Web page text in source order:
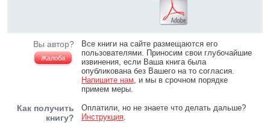
Вы автор?
Жалоба
Все книги на сайте размещаются его
пользователями. Приносим свои глубочайшие
извинения, если Ваша книга была
опубликована без Вашего на то согласия.
Напишите нам, и мы в срочном порядке
примем меры.
Как получить
книгу?
Оплатили, но не знаете что делать дальше?
Инструкция.